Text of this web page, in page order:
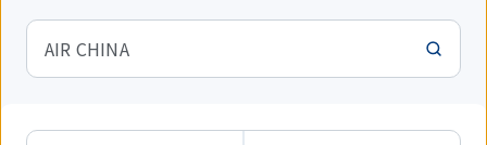
AIR CHINA